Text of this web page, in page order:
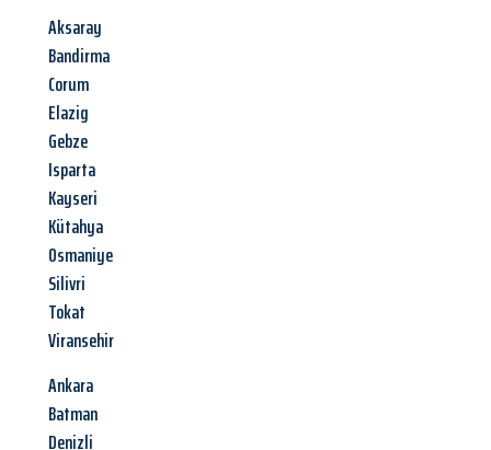
Aksaray
Bandirma
Corum
Elazig
Gebze
Isparta
Kayseri
Kütahya
Osmaniye
Silivri
Tokat
Viransehir
Ankara
Batman
Denizli